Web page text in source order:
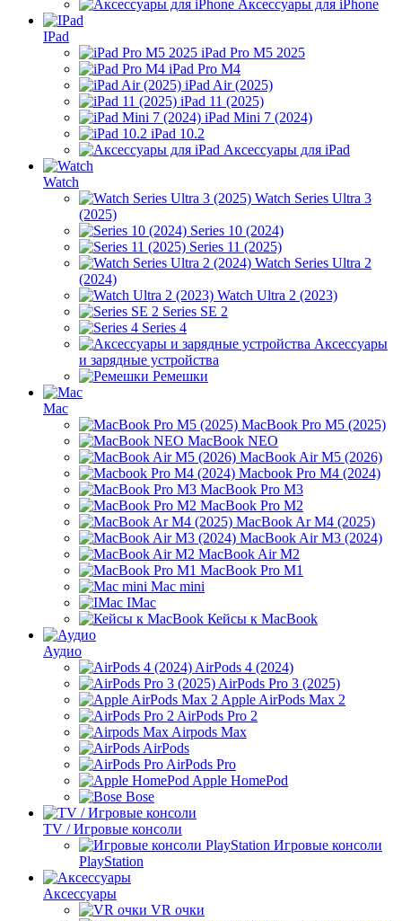
Аксессуары для iPhone
IPad
iPad Pro M5 2025
iPad Pro M4
iPad Air (2025)
iPad 11 (2025)
iPad Mini 7 (2024)
iPad 10.2
Аксессуары для iPad
Watch
Watch Series Ultra 3
(2025)
Series 10 (2024)
Series 11 (2025)
Watch Series Ultra 2
(2024)
Watch Ultra 2 (2023)
Series SE 2
Series 4
Аксессуары
и зарядные устройства
Ремешки
Mac
MacBook Pro M5 (2025)
MacBook NEO
MacBook Air M5 (2026)
Macbook Pro M4 (2024)
MacBook Pro M3
MacBook Pro M2
MacBook Ar M4 (2025)
MacBook Air M3 (2024)
MacBook Air M2
MacBook Pro M1
Mac mini
IMac
Кейсы к MacBook
Аудио
AirPods 4 (2024)
AirPods Pro 3 (2025)
Apple AirPods Max 2
AirPods Pro 2
Airpods Max
AirPods
AirPods Pro
Apple HomePod
Bose
TV / Игровые консоли
Игровые консоли
PlayStation
Аксессуары
VR очки